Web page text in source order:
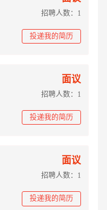
招聘人数：1
投递我的简历
面议
招聘人数：1
投递我的简历
面议
招聘人数：1
投递我的简历